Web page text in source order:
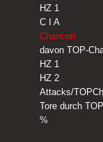
HZ 1
C I A
Chancen
davon TOP-
HZ 1
HZ 2
Attacks/
Tore durch TOP
%